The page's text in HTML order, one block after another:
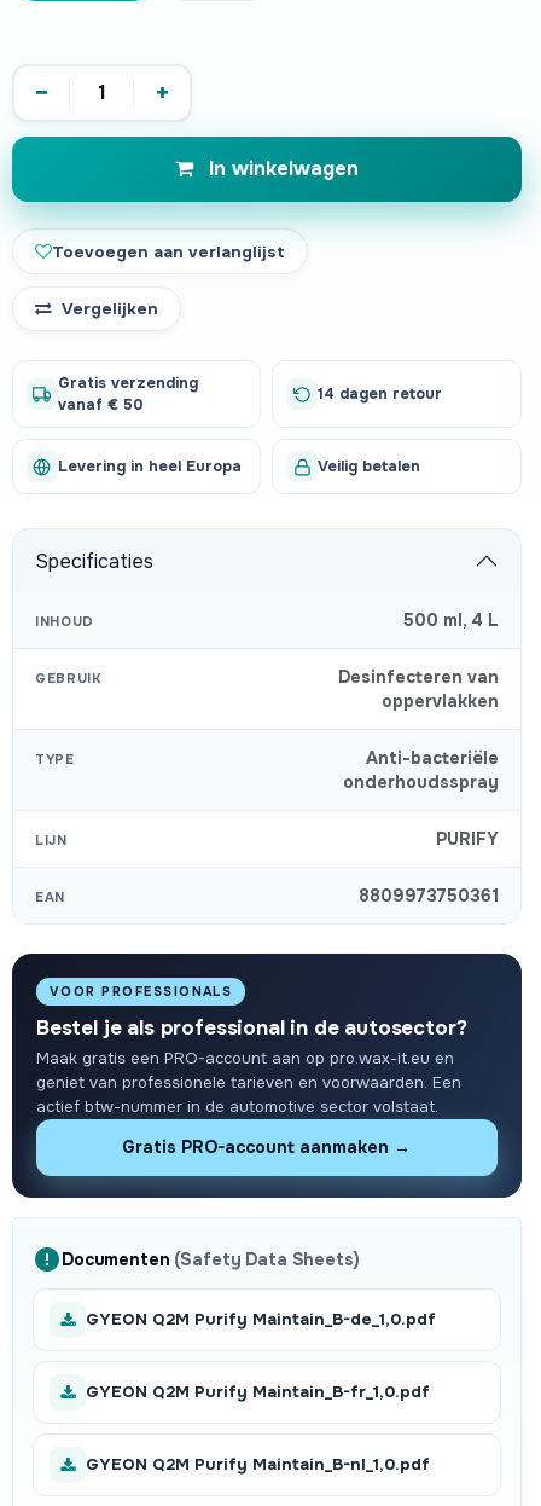
− +
In winkelwagen
Toevoegen aan verlanglijst
Vergelijken
Gratis verzending
vanaf € 50
14 dagen retour
Levering in heel Europa Veilig betalen
Specificaties
INHOUD 500 ml, 4 L
GEBRUIK
Desinfecteren van
oppervlakken
TYPE
Anti-bacteriële
onderhoudsspray
LIJN PURIFY
EAN 8809973750361
VOOR PROFESSIONALS
Bestel je als professional in de autosector?
Maak gratis een PRO-account aan op pro.wax-it.eu en
geniet van professionele tarieven en voorwaarden. Een
actief btw-nummer in de automotive sector volstaat.
Gratis PRO-account aanmaken →
Documenten (Safety Data Sheets)
GYEON Q2M Purify Maintain_B-de_1,0.pdf
GYEON Q2M Purify Maintain_B-fr_1,0.pdf
GYEON Q2M Purify Maintain_B-nl_1,0.pdf